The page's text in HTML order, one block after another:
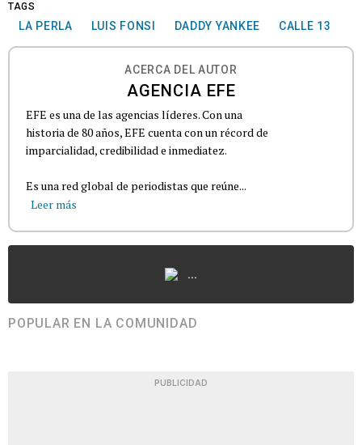
TAGS
LA PERLA LUIS FONSI DADDY YANKEE CALLE 13
ACERCA DEL AUTOR
AGENCIA EFE
EFE es una de las agencias líderes. Con una
historia de 80 años, EFE cuenta con un récord de
imparcialidad, credibilidad e inmediatez.
Es una red global de periodistas que reúne...
Leer más
...
POPULAR EN LA COMUNIDAD
PUBLICIDAD